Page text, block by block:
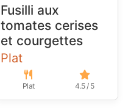
Fusilli aux
tomates cerises
et courgettes
Plat
Plat 4.5 / 5